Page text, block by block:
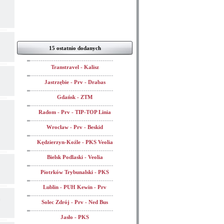
15 ostatnio dodanych
Transtravel - Kalisz
Jastrzębie - Prv - Drabas
Gdańsk - ZTM
Radom - Prv - TIP-TOP Linia
Wrocław - Prv - Beskid
Kędzierzyn-Koźle - PKS Veolia
Bielsk Podlaski - Veolia
Piotrków Trybunalski - PKS
Lublin - PUH Kewin - Prv
Solec Zdrój - Prv - Ned Bus
Jasło - PKS